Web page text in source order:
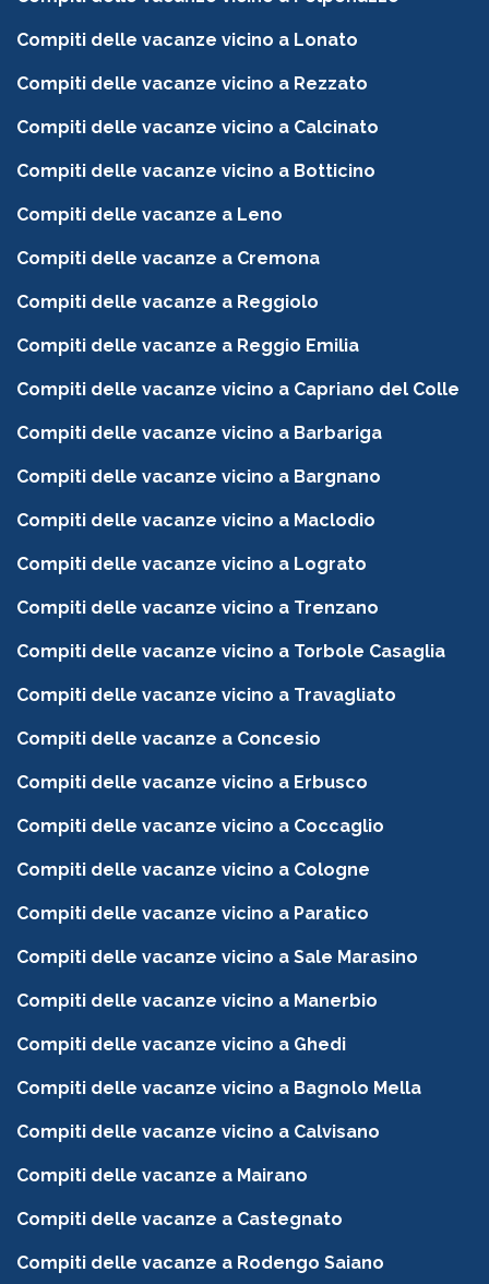
Compiti delle vacanze vicino a Lonato
Compiti delle vacanze vicino a Rezzato
Compiti delle vacanze vicino a Calcinato
Compiti delle vacanze vicino a Botticino
Compiti delle vacanze a Leno
Compiti delle vacanze a Cremona
Compiti delle vacanze a Reggiolo
Compiti delle vacanze a Reggio Emilia
Compiti delle vacanze vicino a Capriano del Colle
Compiti delle vacanze vicino a Barbariga
Compiti delle vacanze vicino a Bargnano
Compiti delle vacanze vicino a Maclodio
Compiti delle vacanze vicino a Lograto
Compiti delle vacanze vicino a Trenzano
Compiti delle vacanze vicino a Torbole Casaglia
Compiti delle vacanze vicino a Travagliato
Compiti delle vacanze a Concesio
Compiti delle vacanze vicino a Erbusco
Compiti delle vacanze vicino a Coccaglio
Compiti delle vacanze vicino a Cologne
Compiti delle vacanze vicino a Paratico
Compiti delle vacanze vicino a Sale Marasino
Compiti delle vacanze vicino a Manerbio
Compiti delle vacanze vicino a Ghedi
Compiti delle vacanze vicino a Bagnolo Mella
Compiti delle vacanze vicino a Calvisano
Compiti delle vacanze a Mairano
Compiti delle vacanze a Castegnato
Compiti delle vacanze a Rodengo Saiano